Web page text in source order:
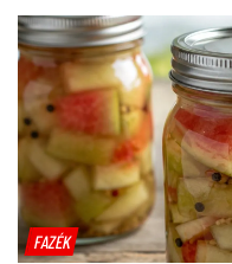
FAZÉK